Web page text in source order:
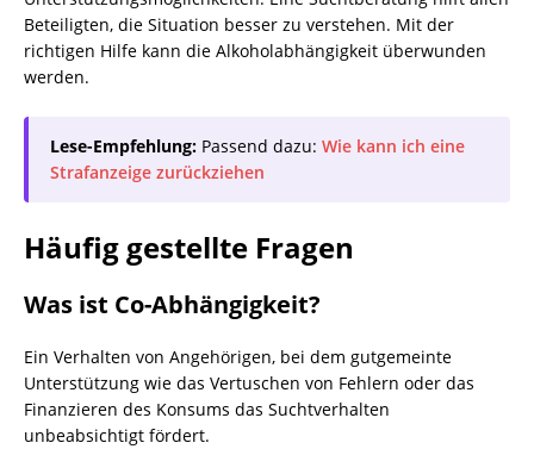
Beteiligten, die Situation besser zu verstehen. Mit der
richtigen Hilfe kann die Alkoholabhängigkeit überwunden
werden.
Lese-Empfehlung: Passend dazu: Wie kann ich eine
Strafanzeige zurückziehen
Häufig gestellte Fragen
Was ist Co-Abhängigkeit?
Ein Verhalten von Angehörigen, bei dem gutgemeinte
Unterstützung wie das Vertuschen von Fehlern oder das
Finanzieren des Konsums das Suchtverhalten
unbeabsichtigt fördert.